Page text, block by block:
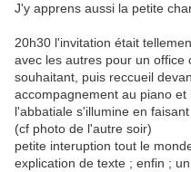
J'y apprens aussi la petite
20h30 l'invitation était
avec les autres pour un office
souhaitant, puis reccueil
accompagnement au piano
l'abbatiale s'illumine en
(cf photo de l'autre soir)
petite interuption tout le
explication de texte ; enfin ;